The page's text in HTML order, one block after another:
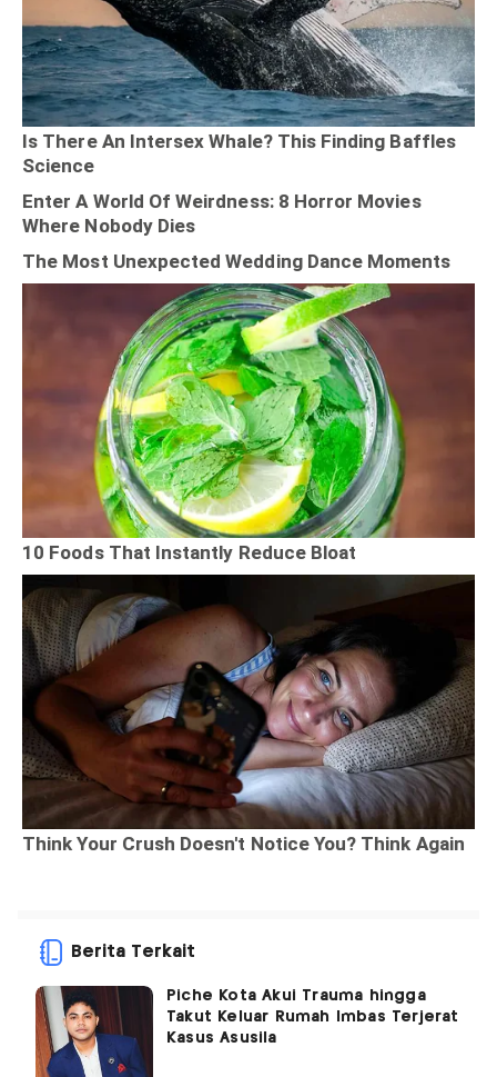
Berita Terkait
Piche Kota Akui Trauma hingga
Takut Keluar Rumah Imbas Terjerat
Kasus Asusila